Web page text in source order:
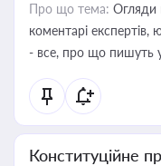
Про що тема: Огляди
коментарі експертів,
- все, про що пишуть
Конституційне